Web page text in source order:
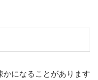
になることがあります